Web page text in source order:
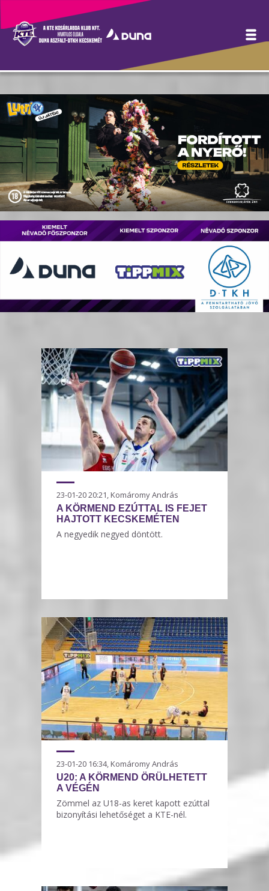
Hírek
23-01-20 20:21, Komáromy András
A KÖRMEND EZÚTTAL IS FEJET
HAJTOTT KECSKEMÉTEN
A negyedik negyed döntött.
23-01-20 16:34, Komáromy András
U20: A KÖRMEND ÖRÜLHETETT
A VÉGÉN
Zömmel az U18-as keret kapott ezúttal
bizonyítási lehetőséget a KTE-nél.